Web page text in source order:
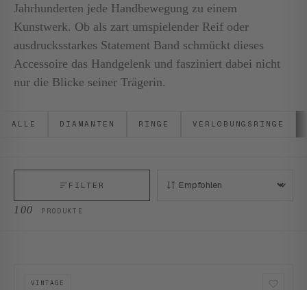
Jahrhunderten jede Handbewegung zu einem
Kunstwerk. Ob als zart umspielender Reif oder
ausdrucksstarkes Statement Band schmückt dieses
Accessoire das Handgelenk und fasziniert dabei nicht
nur die Blicke seiner Trägerin.
ALLE DIAMANTEN RINGE VERLOBUNGSRINGE
100 PRODUKTE
FILTER SORTIEREN:
VINTAGE